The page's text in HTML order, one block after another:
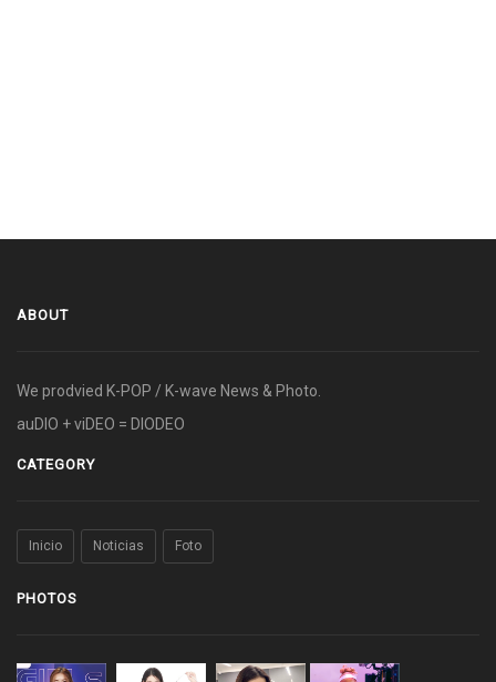
ABOUT
We prodvied K-POP / K-wave News & Photo.
auDIO + viDEO = DIODEO
CATEGORY
Inicio Noticias Foto
PHOTOS